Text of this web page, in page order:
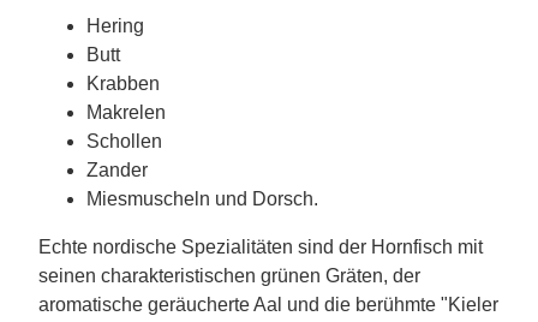
Hering
Butt
Krabben
Makrelen
Schollen
Zander
Miesmuscheln und Dorsch.
Echte nordische Spezialitäten sind der Hornfisch mit
seinen charakteristischen grünen Gräten, der
aromatische geräucherte Aal und die berühmte "Kieler